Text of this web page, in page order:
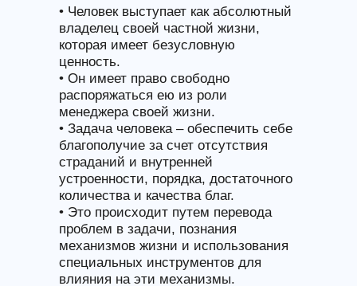
• Человек выступает как абсолютный
владелец своей частной жизни,
которая имеет безусловную
ценность.
• Он имеет право свободно
распоряжаться ею из роли
менеджера своей жизни.
• Задача человека – обеспечить себе
благополучие за счет отсутствия
страданий и внутренней
устроенности, порядка, достаточного
количества и качества благ.
• Это происходит путем перевода
проблем в задачи, познания
механизмов жизни и использования
специальных инструментов для
влияния на эти механизмы.